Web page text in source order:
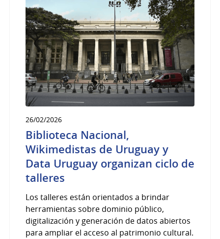
26/02/2026
Biblioteca Nacional,
Wikimedistas de Uruguay y
Data Uruguay organizan ciclo de
talleres
Los talleres están orientados a brindar
herramientas sobre dominio público,
digitalización y generación de datos abiertos
para ampliar el acceso al patrimonio cultural.